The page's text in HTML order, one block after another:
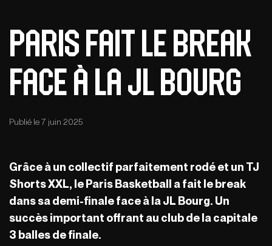
Paris fait le break
face à la JL Bourg
Publié le 7 juin 2025
Grâce à un collectif parfaitement rodé et un TJ
Shorts XXL, le Paris Basketball a fait le break
dans sa demi-finale face à la JL Bourg. Un
succès important offrant au club de la capitale
3 balles de finale.